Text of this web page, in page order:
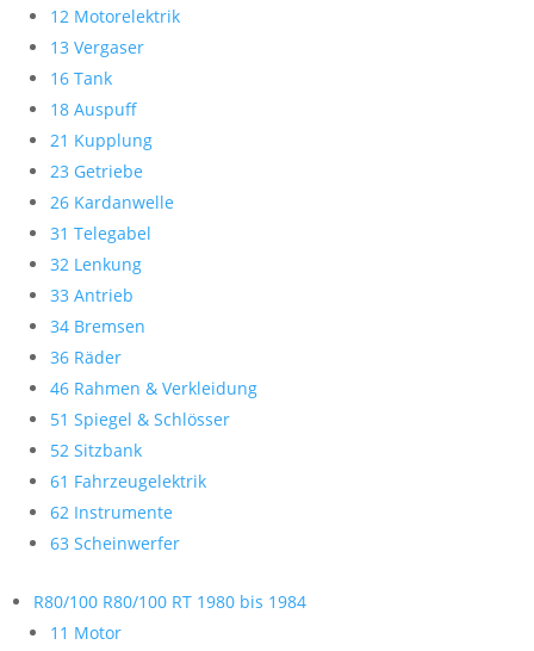
12 Motorelektrik
13 Vergaser
16 Tank
18 Auspuff
21 Kupplung
23 Getriebe
26 Kardanwelle
31 Telegabel
32 Lenkung
33 Antrieb
34 Bremsen
36 Räder
46 Rahmen & Verkleidung
51 Spiegel & Schlösser
52 Sitzbank
61 Fahrzeugelektrik
62 Instrumente
63 Scheinwerfer
R80/100 R80/100 RT 1980 bis 1984
11 Motor